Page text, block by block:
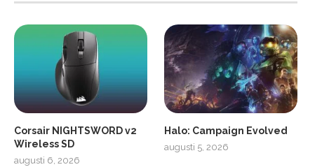
Corsair NIGHTSWORD v2
Wireless SD
augusti 6, 2026
Halo: Campaign Evolved
augusti 5, 2026